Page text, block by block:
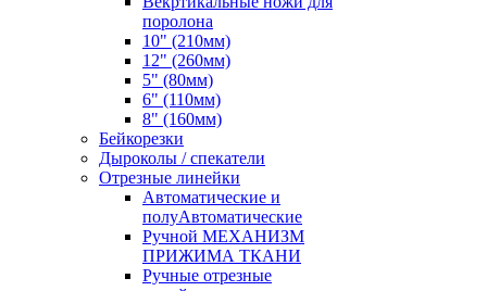
поролона
10" (210мм)
12" (260мм)
5" (80мм)
6" (110мм)
8" (160мм)
Бейкорезки
Дыроколы / спекатели
Отрезные линейки
Автоматические и
полуАвтоматические
Ручной МЕХАНИЗМ
ПРИЖИМА ТКАНИ
Ручные отрезные